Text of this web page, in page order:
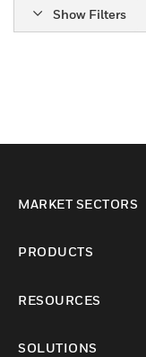
Show Filters
MARKET SECTORS
PRODUCTS
RESOURCES
SOLUTIONS